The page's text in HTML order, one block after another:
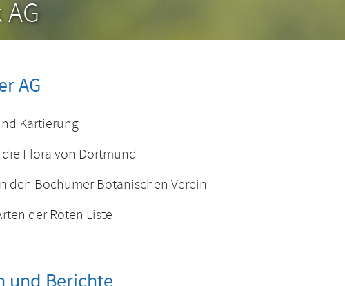
AG
Kartierung
Flora von Dortmund
den Bochumer Botanischen Verein
der Roten Liste